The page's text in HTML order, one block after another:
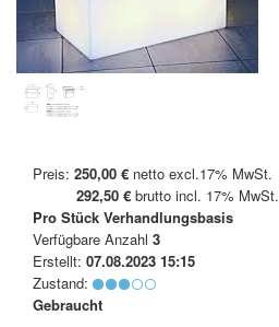
Preis: 250,00 € netto excl.17% MwSt.
292,50 € brutto incl. 17% MwSt.
Pro Stück Verhandlungsbasis
Verfügbare Anzahl 3
Erstellt: 07.08.2023 15:15
Zustand:
Gebraucht